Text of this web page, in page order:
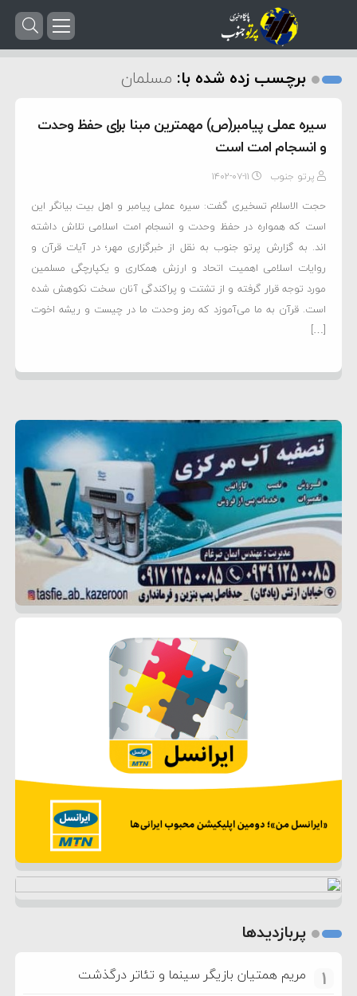
برچسب زده شده با: مسلمان
سیره عملی پیامبر(ص) مهمترین مبنا برای حفظ وحدت
و انسجام امت است
پرتو جنوب ۱۴۰۲-۰۷-۱۱
حجت الاسلام تسخیری گفت: سیره عملی پیامبر و اهل بیت بیانگر این
است که همواره در حفظ وحدت و انسجام امت اسلامی تلاش داشته
اند. به گزارش پرتو جنوب به نقل از خبرگزاری مهر؛ در آیات قرآن و
روایات اسلامی اهمیت اتحاد و ارزش همکاری و یکپارچگی مسلمین
مورد توجه قرار گرفته و از تشتت و پراکندگی آنان سخت نکوهش شده
است. قرآن به ما می‌آموزد که رمز وحدت ما در چیست و ریشه اخوت
[…]
پربازدیدها
1 مریم همتیان بازیگر سینما و تئاتر درگذشت